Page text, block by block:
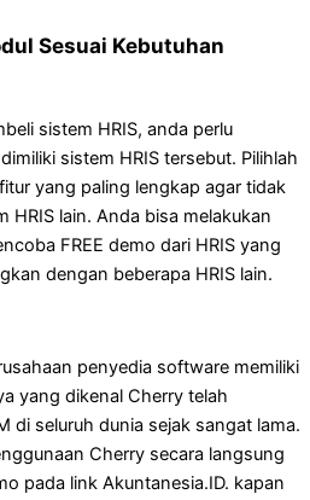
Sesuai Kebutuhan
sistem HRIS, anda perlu
sistem HRIS tersebut. Pilihlah
yang paling lengkap agar tidak
HRIS lain. Anda bisa melakukan
FREE demo dari HRIS yang
dengan beberapa HRIS lain.
penyedia software memiliki
yang dikenal Cherry telah
di seluruh dunia sejak sangat lama.
Cherry secara langsung
pada link Akuntanesia.ID. kapan